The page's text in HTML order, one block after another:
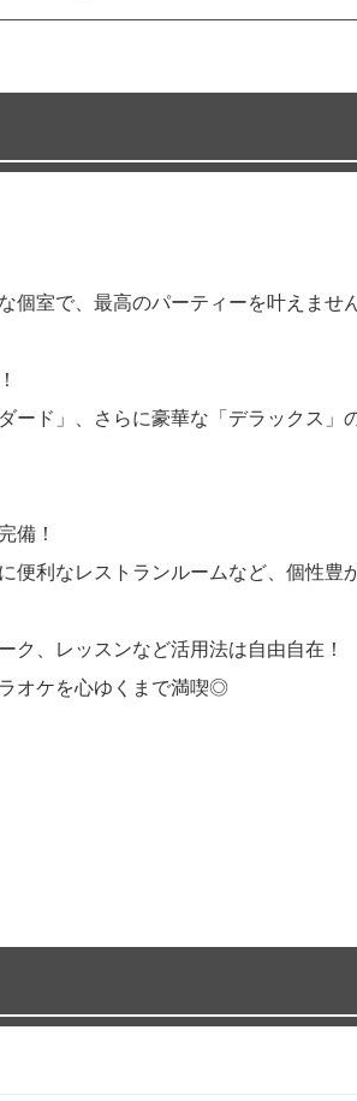
室で、最高のパーティーを叶えませ
ード」、さらに豪華な「デラックス
備！
利なレストランルームなど、個性豊
、レッスンなど活用法は自由自在！
オケを心ゆくまで満喫◎